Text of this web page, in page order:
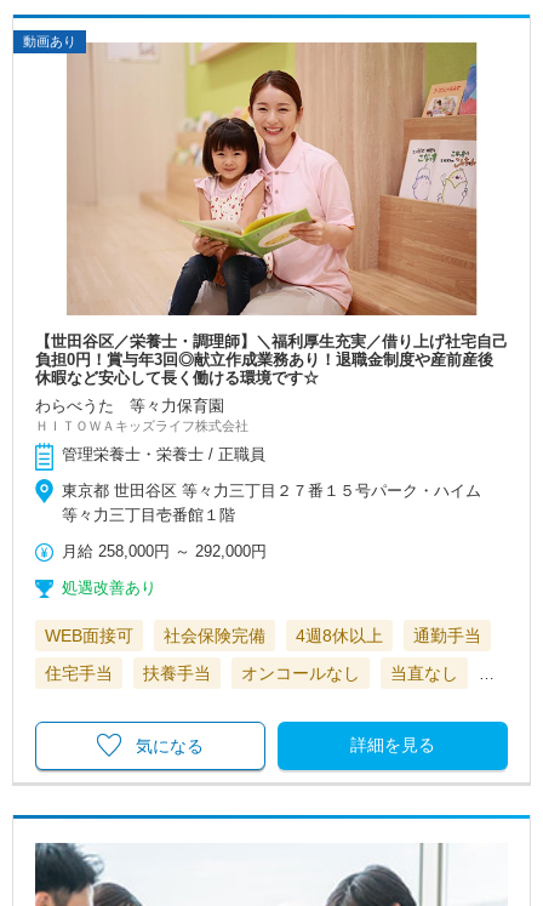
動画あり
【世田谷区／栄養士・調理師】＼福利厚生充実／借り上げ社宅自己
負担0円！賞与年3回◎献立作成業務あり！退職金制度や産前産後
休暇など安心して長く働ける環境です☆
わらべうた 等々力保育園
ＨＩＴＯＷＡキッズライフ株式会社
管理栄養士・栄養士 / 正職員
東京都 世田谷区 等々力三丁目２７番１５号パーク・ハイム
等々力三丁目壱番館１階
月給 258,000円 ～292,000円
処遇改善あり
WEB面接可 社会保険完備 4週8休以上
通勤手当
住宅手当
扶養手当 オンコールなし 当直なし …
詳細を見る
気になる